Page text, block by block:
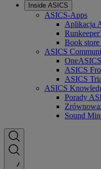
Inside ASICS
ASICS-Apps
Aplikacja
Book
ASICS
ASICS
ASICS
ASICS
Porady
Sound